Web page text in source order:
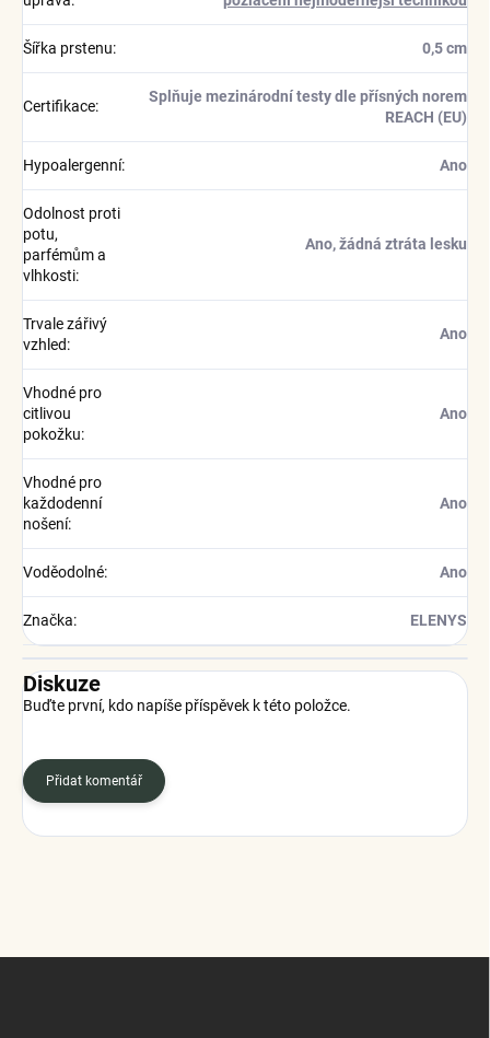
Šířka prstenu: 0,5 cm
Certifikace:
Splňuje mezinárodní testy dle přísných norem
REACH (EU)
Hypoalergenní: Ano
Odolnost proti
potu,
parfémům a
vlhkosti:
Ano, žádná ztráta lesku
Trvale zářivý
vzhled:
Ano
Vhodné pro
citlivou
pokožku:
Ano
Vhodné pro
každodenní
nošení:
Ano
Voděodolné: Ano
Značka: ELENYS
Diskuze
Buďte první, kdo napíše příspěvek k této položce.
Přidat komentář